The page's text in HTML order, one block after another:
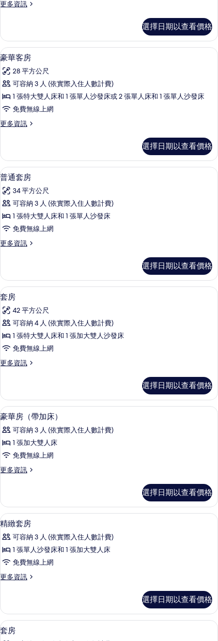
或
床
房
的
所
有
相
片
更多資訊
更
雙
人
或
床
房
詳
情
選擇日期以查看價格
顯
示
豪
華
客
的
有
相
片
豪華客房 | 迷你吧、客房內保險箱、書
5
豪華客房
28 平方公尺
可容納 3 人 (依實際入住人數計費)
1 張特大雙人床和 1 張單人沙發床或 2 張單人床和 1 張單人沙發床
免費無線上網
更多資訊
更
客
房
的
詳
情
選擇日期以查看價格
顯
示
普
通
套
的
有
相
片
普通套房 | 迷你吧、客房內保險箱、書
4
普通套房
34 平方公尺
可容納 3 人 (依實際入住人數計費)
1 張特大雙人床和 1 張單人沙發床
免費無線上網
更多資訊
更
套
房
的
情
選擇日期以查看價格
顯
示
套
房
的
有
片
套房 | 迷你吧、客房內保險箱、書桌、
4
套房
42 平方公尺
可容納 4 人 (依實際入住人數計費)
1 張特大雙人床和 1 張加大雙人沙發床
免費無線上網
更多資訊
更
的
詳
情
選擇日期以查看價格
顯
示
豪
華
（帶
床）
的
所
有
相
片
5
豪華房（帶加床）
可容納 3 人 (依實際入住人數計費)
1 張加大雙人床
免費無線上網
更多資訊
更
房
（帶
加
床）
的
詳
選擇日期以查看價格
顯
示
精
緻
房
所
有
相
浴室 | 免費盥洗用品、吹風機、拖鞋、
1
精緻套房
可容納 3 人 (依實際入住人數計費)
1 張單人沙發床和 1 張加大雙人床
免費無線上網
更多資訊
更
套
房
的
選擇日期以查看價格
顯
示
3
套房